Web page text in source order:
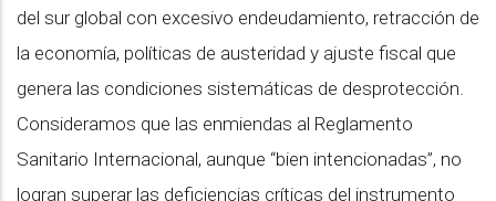
del sur global con excesivo endeudamiento, retracción de
la economía, políticas de austeridad y ajuste fiscal que
genera las condiciones sistemáticas de desprotección.
Consideramos que las enmiendas al Reglamento
Sanitario Internacional, aunque “bien intencionadas”, no
logran superar las deficiencias críticas del instrumento